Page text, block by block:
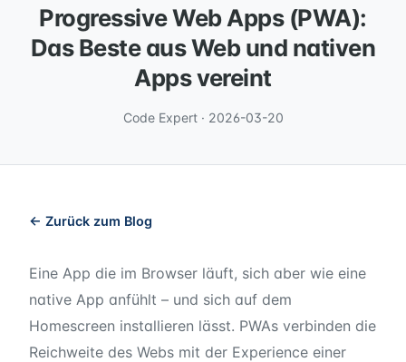
Progressive Web Apps (PWA):
Das Beste aus Web und nativen
Apps vereint
Code Expert · 2026-03-20
← Zurück zum Blog
Eine App die im Browser läuft, sich aber wie eine
native App anfühlt – und sich auf dem
Homescreen installieren lässt. PWAs verbinden die
Reichweite des Webs mit der Experience einer